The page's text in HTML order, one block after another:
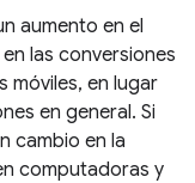
aumento en el
las conversiones
móviles, en lugar
en general. Si
cambio en la
computadoras y